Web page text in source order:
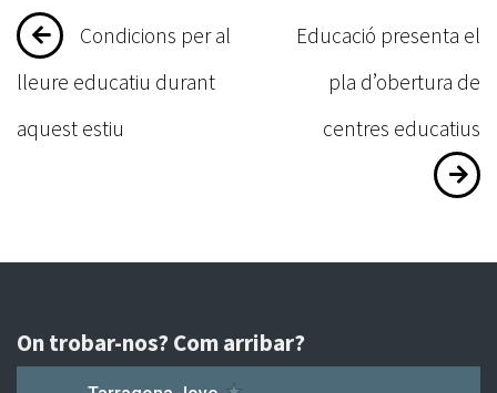
Navegació
d'entrades
Condicions per al
lleure educatiu durant
aquest estiu
Educació presenta el
pla d’obertura de
centres educatius
On trobar-nos? Com arribar?